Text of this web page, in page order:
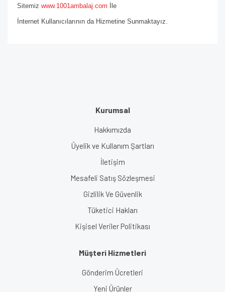
Sitemiz www.1001ambalaj.com İle
İnternet Kullanıcılarının da Hizmetine Sunmaktayız.
Kurumsal
Hakkımızda
Üyelik ve Kullanım Şartları
İletişim
Mesafeli Satış Sözleşmesi
Gizlilik Ve Güvenlik
Tüketici Hakları
Kişisel Veriler Politikası
Müşteri Hizmetleri
Gönderim Ücretleri
Yeni Ürünler